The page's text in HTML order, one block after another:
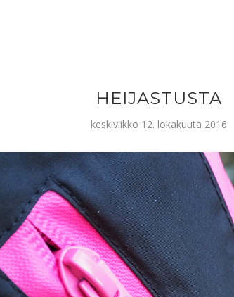
HEIJASTUSTA
keskiviikko 12. lokakuuta 2016